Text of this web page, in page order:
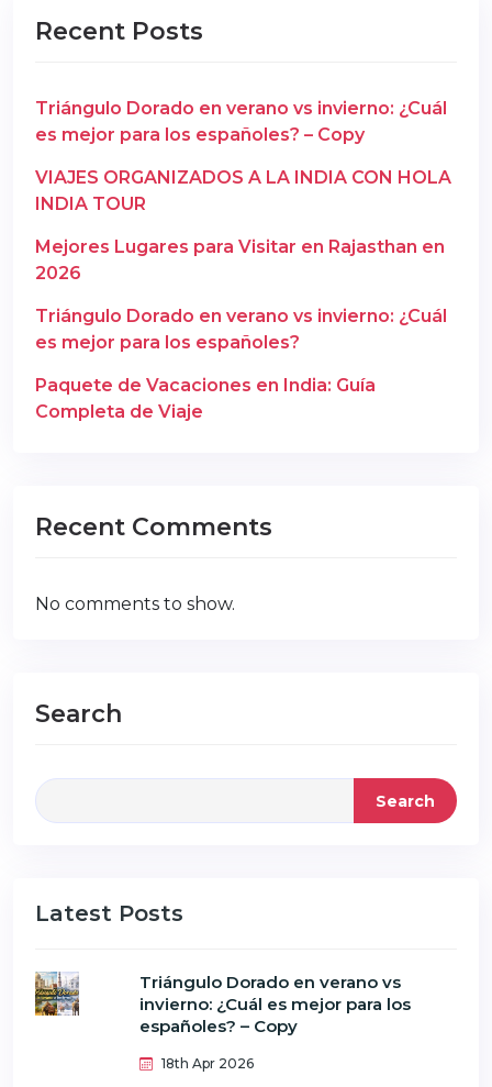
Recent Posts
Triángulo Dorado en verano vs invierno: ¿Cuál
es mejor para los españoles? – Copy
VIAJES ORGANIZADOS A LA INDIA CON HOLA
INDIA TOUR
Mejores Lugares para Visitar en Rajasthan en
2026
Triángulo Dorado en verano vs invierno: ¿Cuál
es mejor para los españoles?
Paquete de Vacaciones en India: Guía
Completa de Viaje
Recent Comments
No comments to show.
Search
Search
Latest Posts
Triángulo Dorado en verano vs
invierno: ¿Cuál es mejor para los
españoles? – Copy
18th Apr 2026